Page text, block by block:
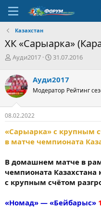
Казахстан
ХК «Сарыарка»
А
т
о
р
т
е
м
Ауди2017
Д
а
н
ч
а
31.07.2016
Ауди2017
Модератор Рейтинг
08.02.2022
«Сарыарка» с крупным
в матче чемпионата
В домашнем матче в
чемпионата Казахстана
с крупным счётом
«Номад» — «Бейбарыс»